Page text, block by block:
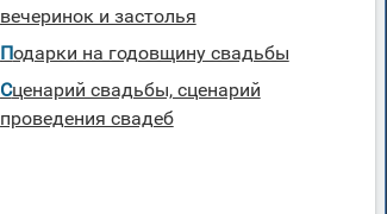
вечеринок и застолья
Подарки на годовщину свадьбы
Сценарий свадьбы, сценарий
проведения свадеб